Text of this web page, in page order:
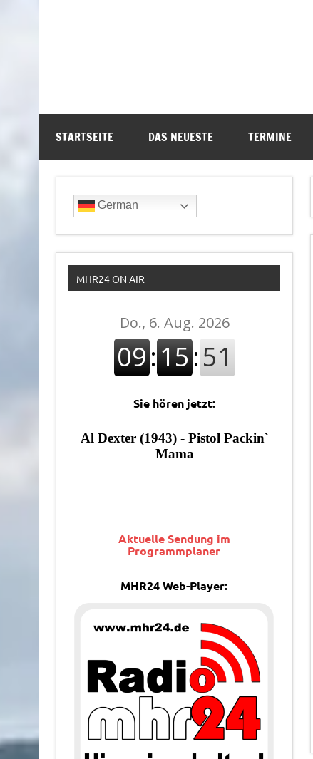
STARTSEITE DAS NEUESTE TERMINE
German
MHR24 ON AIR
Sie hören jetzt:
Aktuelle Sendung im
Programmplaner
MHR24 Web-Player: